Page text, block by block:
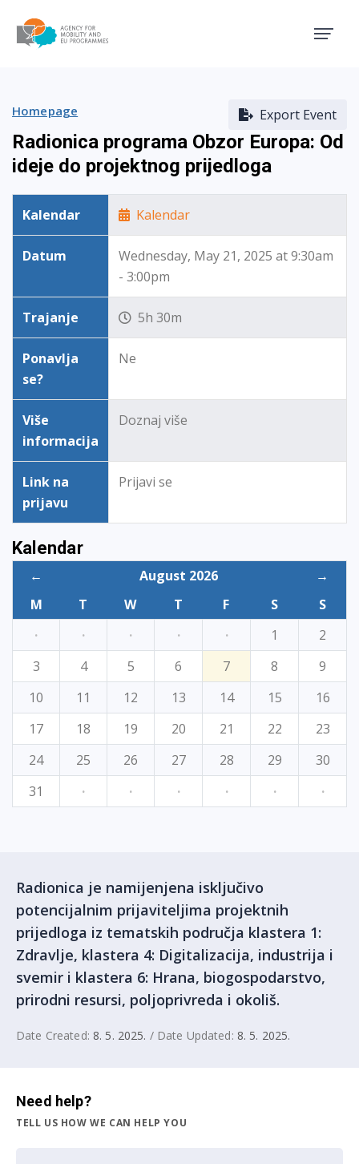
Export Event
Homepage
Radionica programa Obzor Europa: Od
ideje do projektnog prijedloga
Kalendar Kalendar
Datum
Wednesday, May 21, 2025 at 9:30am
- 3:00pm
Trajanje 5h 30m
Ponavlja
se?
Ne
Više
informacija
Doznaj više
Link na
prijavu
Prijavi se
Kalendar
← August 2026
→
M
T W T F S
S
·
· · · · 1
2
3
4 5 6 7 8
9
10
11 12 13 14 15
16
17
18 19 20 21 22
23
24
25 26 27 28 29
30
31
· · · · · ·
Radionica je namijenjena isključivo
potencijalnim prijaviteljima projektnih
prijedloga iz tematskih područja klastera 1:
Zdravlje, klastera 4: Digitalizacija, industrija i
svemir i klastera 6: Hrana, biogospodarstvo,
prirodni resursi, poljoprivreda i okoliš.
Date Created: 8. 5. 2025. / Date Updated: 8. 5. 2025.
Need help?
TELL US HOW WE CAN HELP YOU